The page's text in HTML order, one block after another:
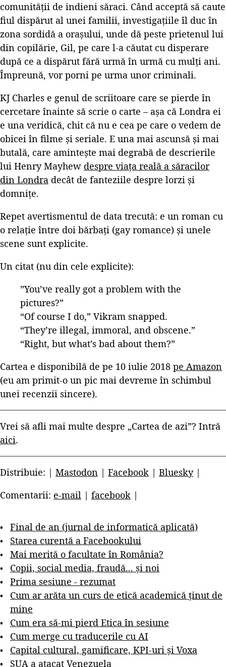
comunității de indieni săraci. Când acceptă să caute
fiul dispărut al unei familii, investigațiile îl duc în
zona sordidă a orașului, unde dă peste prietenul lui
din copilărie, Gil, pe care l-a căutat cu disperare
după ce a dispărut fără urmă în urmă cu mulți ani.
Împreună, vor porni pe urma unor criminali.
KJ Charles e genul de scriitoare care se pierde în
cercetare înainte să scrie o carte – așa că Londra ei
e una veridică, chit că nu e cea pe care o vedem de
obicei în filme și seriale. E una mai ascunsă și mai
butală, care amintește mai degrabă de descrierile
lui Henry Mayhew despre viața reală a săracilor
din Londra decât de fanteziile despre lorzi și
domnițe.
Repet avertismentul de data trecută: e un roman cu
o relație între doi bărbați (gay romance) și unele
scene sunt explicite.
Un citat (nu din cele explicite):
”You’ve really got a problem with the
pictures?”
“Of course I do,” Vikram snapped.
“They’re illegal, immoral, and obscene.”
“Right, but what’s bad about them?”
Cartea e disponibilă de pe 10 iulie 2018 pe Amazon
(eu am primit-o un pic mai devreme în schimbul
unei recenzii sincere).
Vrei să afli mai multe despre „Cartea de azi”? Intră
aici.
Distribuie: | Mastodon | Facebook | Bluesky|
Comentarii: e-mail | facebook |
Final de an (jurnal de informatică aplicată)
Starea curentă a Facebookului
Mai merită o facultate în România?
Copii, social media, fraudă... și noi
Prima sesiune - rezumat
Cum ar arăta un curs de etică academică ținut de
mine
Cum era să-mi pierd Etica în sesiune
Cum merge cu traducerile cu AI
Capital cultural, gamificare, KPI-uri și Voxa
SUA a atacat Venezuela